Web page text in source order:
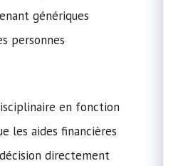
génériques
personnes
en fonction
les aides financières
directement